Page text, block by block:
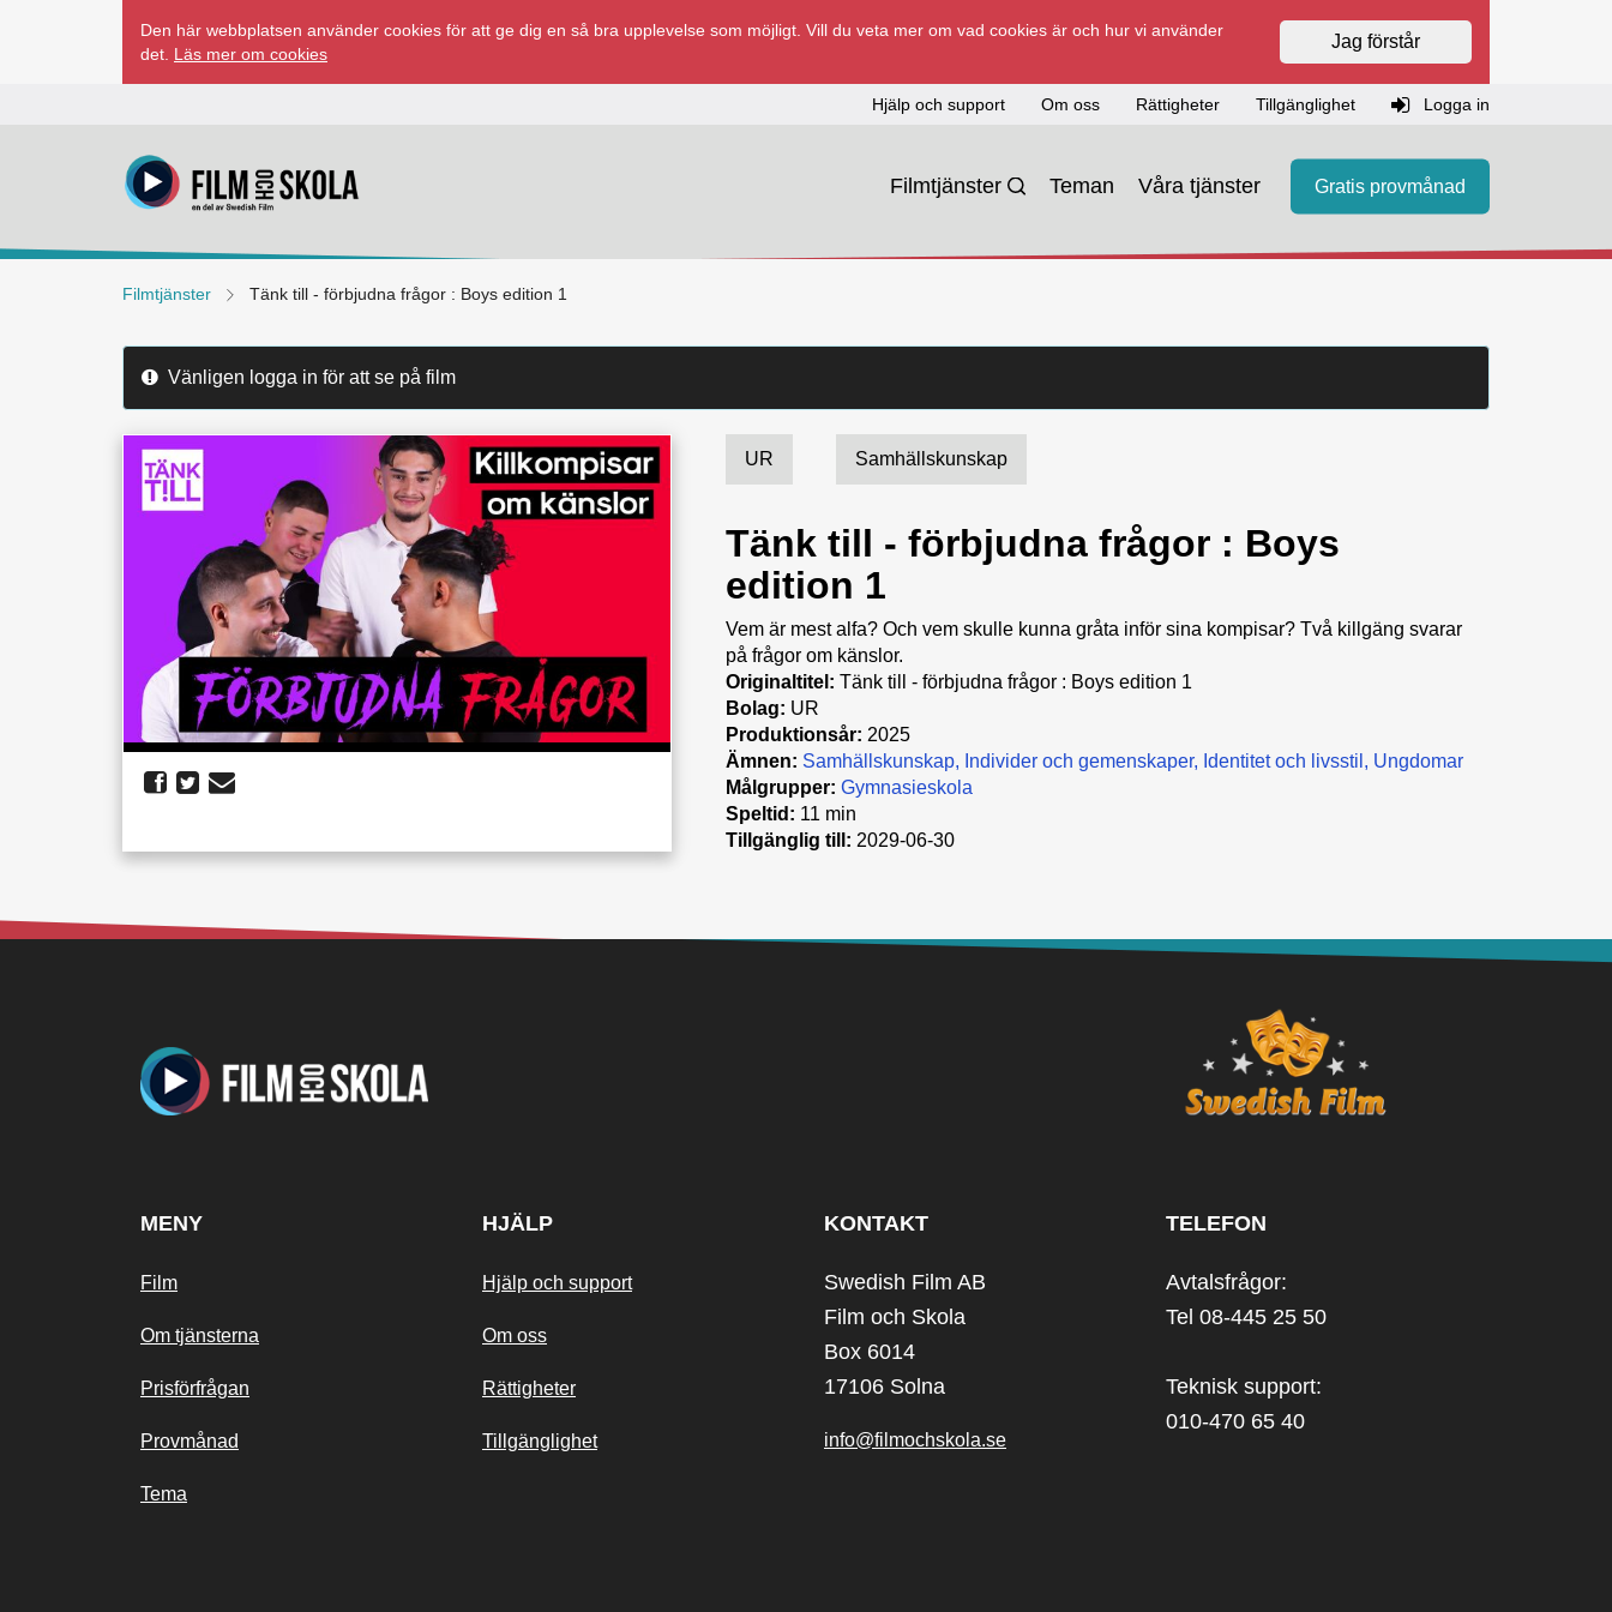
Den här webbplatsen använder cookies för att ge dig en så bra upplevelse som möjligt. Vill du veta mer om vad cookies är och hur vi använder
det. Läs mer om cookies
Jag förstår
Hjälp och support Om oss Rättigheter Tillgänglighet Logga in
Filmtjänster Teman Våra tjänster Gratis provmånad
Filmtjänster Tänk till - förbjudna frågor : Boys edition 1
Vänligen logga in för att se på film
UR Samhällskunskap
Tänk till - förbjudna frågor : Boys
edition 1
Vem är mest alfa? Och vem skulle kunna gråta inför sina kompisar? Två killgäng svarar
på frågor om känslor.
Originaltitel: Tänk till - förbjudna frågor : Boys edition 1
Bolag: UR
Produktionsår: 2025
Ämnen: Samhällskunskap Individer och gemenskaper Identitet och livsstil
Ungdomar
Målgrupper: Gymnasieskola
Speltid: 11 min
Tillgänglig till: 2029-06-30
MENY
Film
Om tjänsterna
Prisförfrågan
Provmånad
Tema
HJÄLP
Hjälp och support
Om oss
Rättigheter
Tillgänglighet
KONTAKT
Swedish Film AB
Film och Skola
Box 6014
17106 Solna
info@filmochskola.se
TELEFON
Avtalsfrågor:
Tel 08-445 25 50
Teknisk support:
010-470 65 40